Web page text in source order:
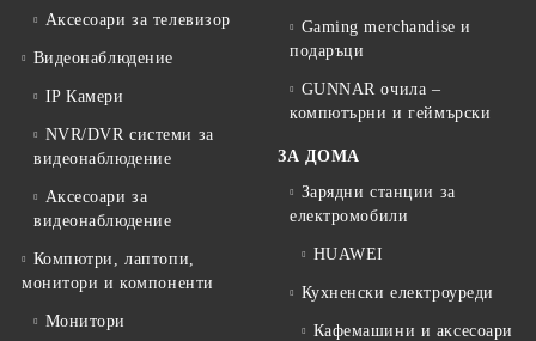
Аксесоари за телевизор
Видеонаблюдение
IP Камери
NVR/DVR системи за
видеонаблюдение
Аксесоари за
видеонаблюдение
Компютри, лаптопи,
монитори и компоненти
Монитори
Gaming merchandise и
подаръци
GUNNAR очила –
компютърни и геймърски
ЗА ДОМА
Зарядни станции за
електромобили
HUAWEI
Кухненски електроуреди
Кафемашини и аксесоари